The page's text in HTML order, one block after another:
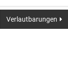
Verlautbarungen